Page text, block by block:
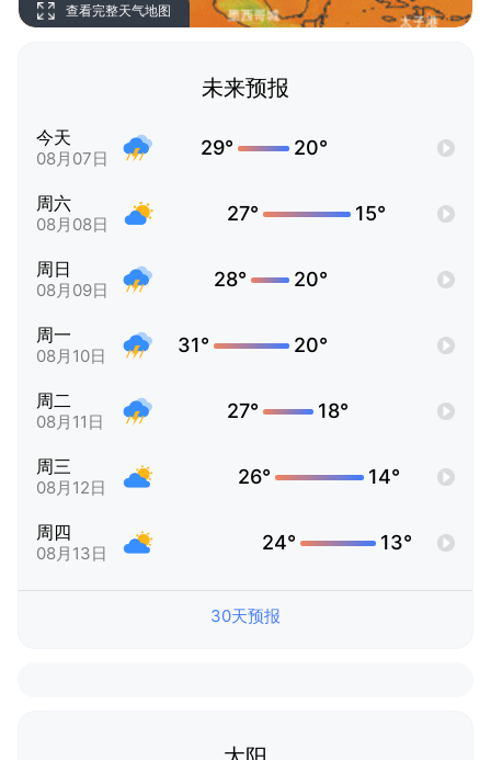
查看完整天气地图
未来预报
今天
08月07日 29° 20°
周六
08月08日 27° 15°
周日
08月09日 28° 20°
周一
08月10日 31° 20°
周二
08月11日 27° 18°
周三
08月12日 26° 14°
周四
08月13日 24° 13°
30天预报